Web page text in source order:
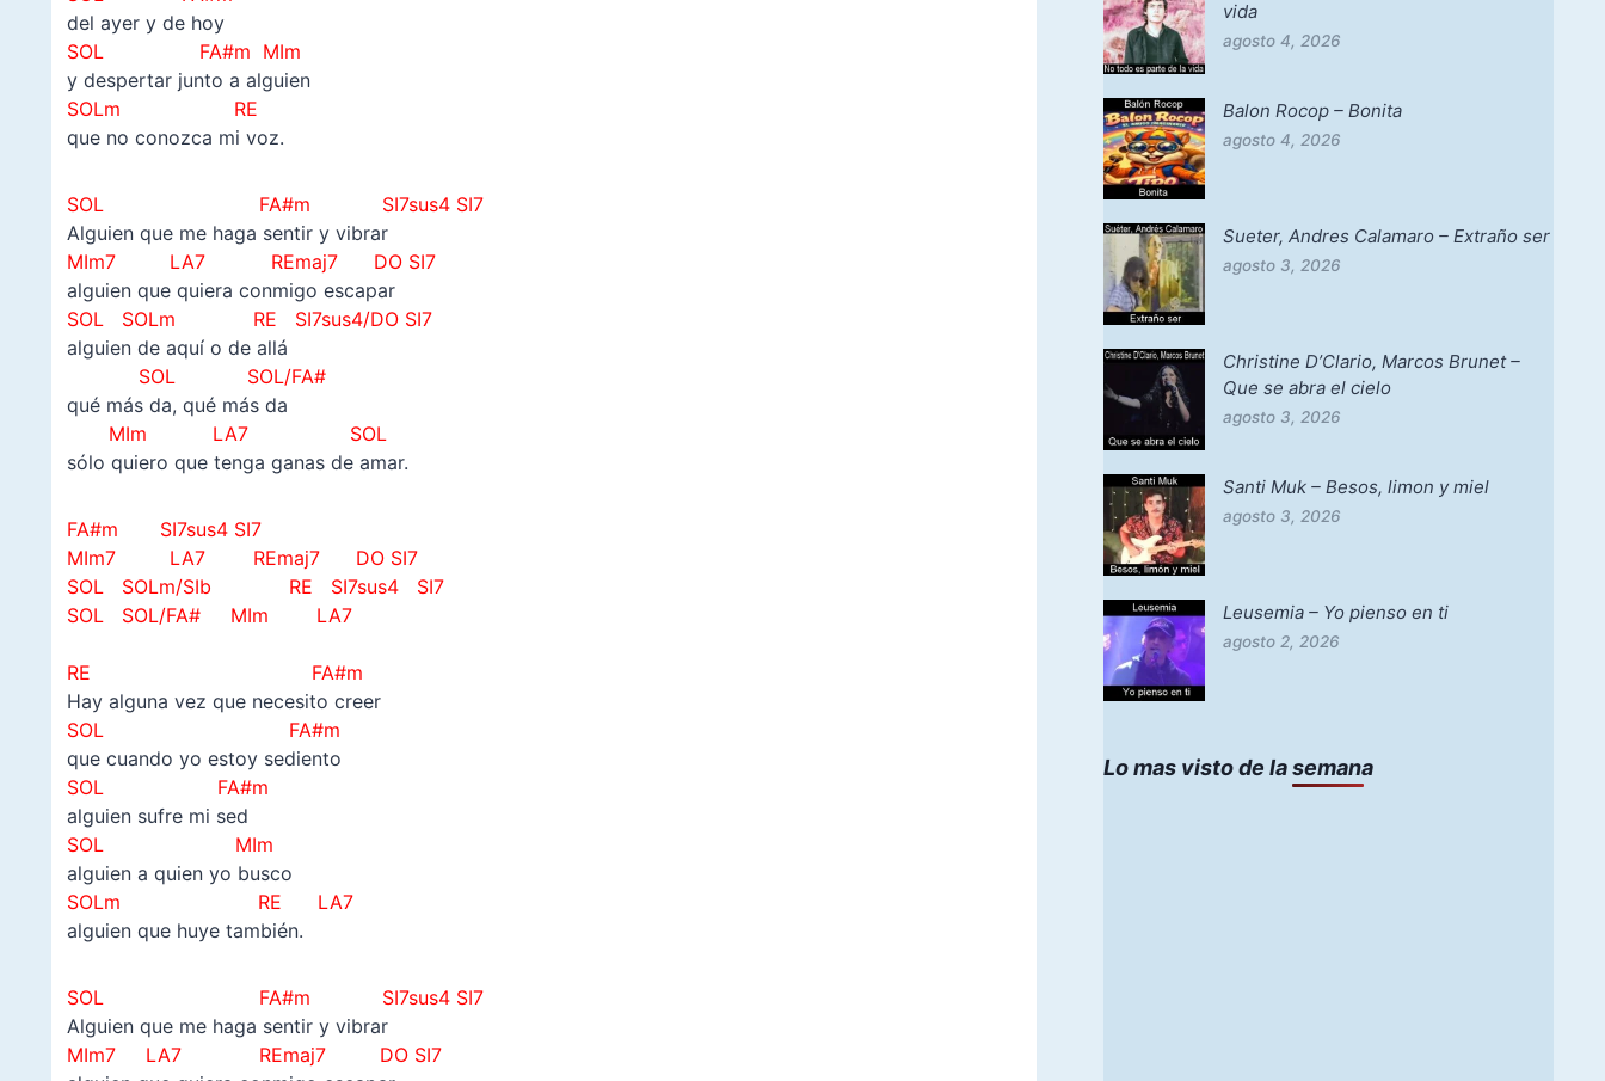
del ayer y de hoy
SOL FA#m MIm
y despertar junto a alguien
SOLm
RE
que no conozca mi voz.
SOL
FA#m SI7sus4 SI7
Alguien que me haga sentir y vibrar
MIm7
LA7 REmaj7 DO SI7
alguien que quiera conmigo escapar
SOL SOLm RE SI7sus4/DO SI7
alguien de aquí o de allá
SOL SOL/FA#
qué más da, qué más da
MIm LA7 SOL
sólo quiero que tenga ganas de amar.
FA#m SI7sus4 SI7
MIm7
LA7 REmaj7 DO SI7
SOL SOLm/SIb RE SI7sus4 SI7
SOL SOL/FA#
MIm LA7
RE FA#m
Hay alguna vez que necesito creer
SOL FA#m
que cuando yo estoy sediento
SOL FA#m
alguien sufre mi sed
SOL MIm
alguien a quien yo busco
SOLm
RE LA7
alguien que huye también.
SOL
FA#m SI7sus4 SI7
Alguien que me haga sentir y vibrar
MIm7
LA7 REmaj7 DO SI7
vida
agosto 4, 2026
Balon Rocop – Bonita
agosto 4, 2026
Sueter, Andres Calamaro – Extraño ser
agosto 3, 2026
Christine D’Clario, Marcos Brunet –
Que se abra el cielo
agosto 3, 2026
Santi Muk – Besos, limon y miel
agosto 3, 2026
Leusemia – Yo pienso en ti
agosto 2, 2026
Lo mas visto de la semana